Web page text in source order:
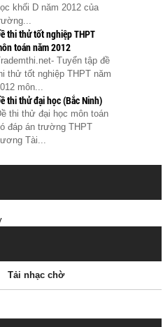
khối D năm 2012 của
thi thử tốt nghiệp THPT
toán năm 2012
Tuyển tập đề
thử tốt nghiệp THPT năm
môn...
thi thử đại học (Bắc Ninh)
thi thử đại học môn toán
đáp án trường THPT
Tài...
Tải nhạc chờ